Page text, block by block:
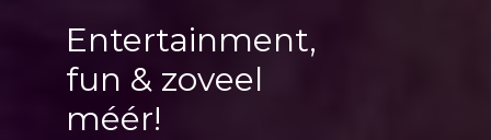
Entertainment,
fun & zoveel
méér!